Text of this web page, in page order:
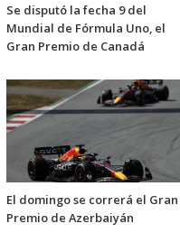
Se disputó la fecha 9 del
Mundial de Fórmula Uno, el
Gran Premio de Canadá
El domingo se correrá el Gran
Premio de Azerbaiyán